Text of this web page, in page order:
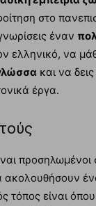
στο
έναν
ελληνικό, να
και να δεις
έργα.
ακολουθήσουν
τόπος είναι